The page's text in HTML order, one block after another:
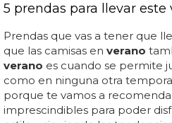
5 prendas para llevar este
Prendas que vas a tener que
que las camisas en verano
verano es cuando se permite
como en ninguna otra
porque te vamos a
imprescindibles para poder